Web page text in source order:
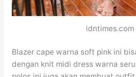
idntimes.com
Blazer cape warna soft pink ini
dengan knit midi dress warna